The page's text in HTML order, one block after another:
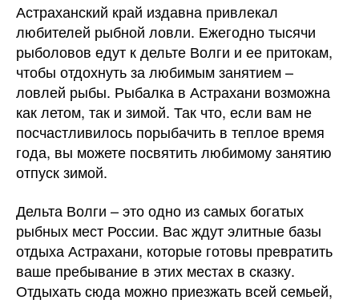
Астраханский край издавна привлекал
любителей рыбной ловли. Ежегодно тысячи
рыболовов едут к дельте Волги и ее притокам,
чтобы отдохнуть за любимым занятием –
ловлей рыбы. Рыбалка в Астрахани возможна
как летом, так и зимой. Так что, если вам не
посчастливилось порыбачить в теплое время
года, вы можете посвятить любимому занятию
отпуск зимой.
Дельта Волги – это одно из самых богатых
рыбных мест России. Вас ждут элитные базы
отдыха Астрахани, которые готовы превратить
ваше пребывание в этих местах в сказку.
Отдыхать сюда можно приезжать всей семьей,